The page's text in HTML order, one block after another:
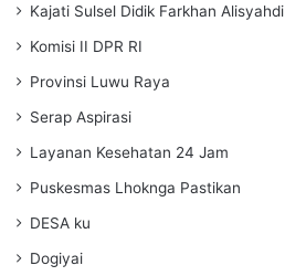
Kajati Sulsel Didik Farkhan Alisyahdi
Komisi II DPR RI
Provinsi Luwu Raya
Serap Aspirasi
Layanan Kesehatan 24 Jam
Puskesmas Lhoknga Pastikan
DESA ku
Dogiyai